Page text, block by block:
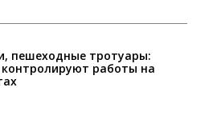
пешеходные тротуары:
работы на